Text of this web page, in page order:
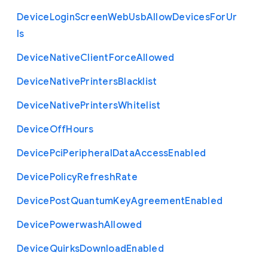
DeviceLoginScreenWebUsbAllowDevicesForUr
ls
DeviceNativeClientForceAllowed
DeviceNativePrintersBlacklist
DeviceNativePrintersWhitelist
DeviceOffHours
DevicePciPeripheralDataAccessEnabled
DevicePolicyRefreshRate
DevicePostQuantumKeyAgreementEnabled
DevicePowerwashAllowed
DeviceQuirksDownloadEnabled